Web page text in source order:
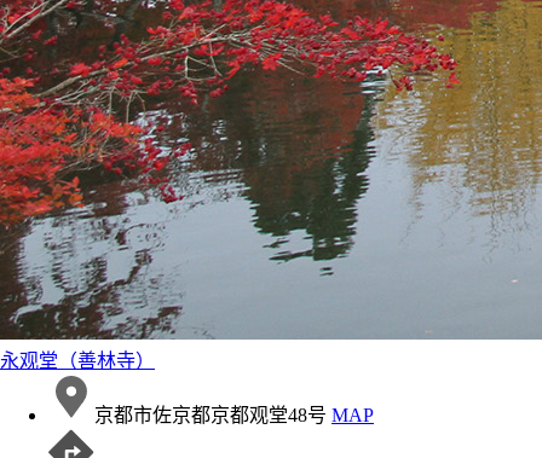
永观堂（善林寺）
京都市佐京都京都观堂48号 MAP